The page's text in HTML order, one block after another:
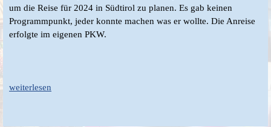
um die Reise für 2024 in Südtirol zu planen. Es gab keinen
Programmpunkt, jeder konnte machen was er wollte. Die Anreise
erfolgte im eigenen PKW.
weiterlesen